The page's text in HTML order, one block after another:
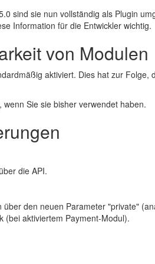
sind sie nun vollständig als Plugin
Information für die Entwickler wichtig.
von Modulen
aktiviert. Dies hat zur
Sie sie bisher verwendet haben.
die API.
den neuen Parameter "private"
(bei aktiviertem Payment-Modul).